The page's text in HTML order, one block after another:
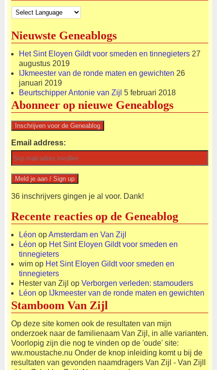
Nieuwste Geneablogs
Het Sint Eloyen Gildt voor smeden en tinnegieters 27
augustus 2019
IJkmeester van de ronde maten en gewichten 26
januari 2019
Beurtschipper Antonie van Zijl 5 februari 2018
Abonneer op nieuwe Geneablogs
Email address:
36 inschrijvers gingen je al voor. Dank!
Recente reacties op de Geneablog
Léon opAmsterdam en Van Zijl
Léon op Het Sint Eloyen Gildt voor smeden en
tinnegieters
wim op Het Sint Eloyen Gildt voor smeden en
tinnegieters
Hester van Zijl op Verborgen verleden: stamouders
Léon op IJkmeester van de ronde maten en gewichten
Stamboom Van Zijl
Op deze site komen ook de resultaten van mijn
onderzoek naar de familienaam Van Zijl, in alle varianten.
Voorlopig zijn die nog te vinden op de 'oude' site:
ww.moustache.nu Onder de knop inleiding komt u bij de
resultaten van gevonden naamdragers Van Zijl - Van Zijll